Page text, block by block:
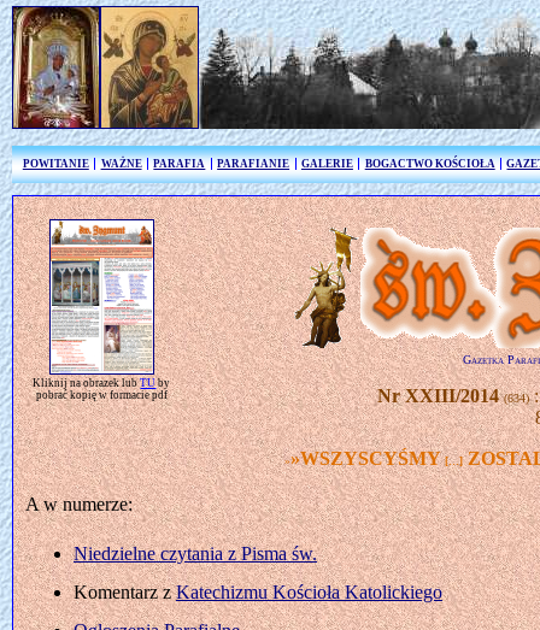
POWITANIE WAŻNE PARAFIA PARAFIANIE GALERIE BOGACTWO KOŚCIOŁA
Kliknij na obrazek lubTUby
pobrać kopię w formacie pdf
Gazetka
Nr XXIII/2014 (634)
»»WSZYSCYŚMY[…]
A w numerze:
Niedzielne czytania z Pisma św.
Komentarz zKatechizmu Kościoła Katolickiego